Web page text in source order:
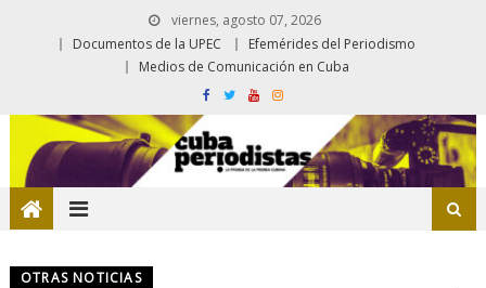
viernes, agosto 07, 2026
Documentos de la UPEC
Efemérides del Periodismo
Medios de Comunicación en Cuba
OTRAS NOTICIAS